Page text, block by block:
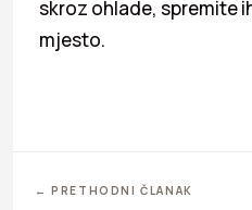
skroz ohlade, spremite
mjesto.
← PRETHODNI ČLANAK